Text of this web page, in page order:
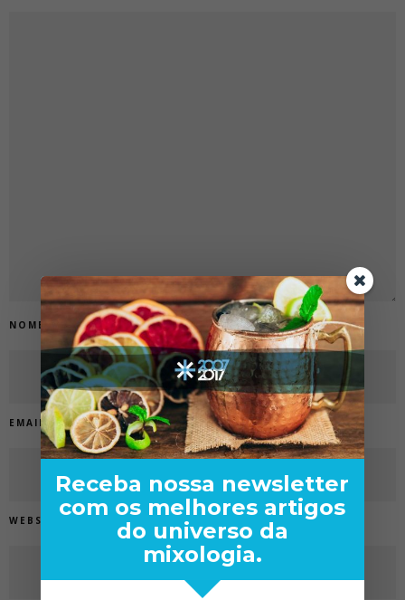
NOME *
EMAIL *
WEBSITE
Receba nossa newsletter
com os melhores artigos
do universo da
mixologia.